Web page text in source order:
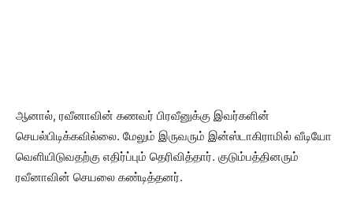
ஆனால், ரவீனாவின் கணவர் பிரவீனுக்கு இவர்களின்
செயல்பிடிக்கவில்லை. மேலும் இருவரும் இன்ஸ்டாகிராமில் வீடியோ
வெளியிடுவதற்கு எதிர்ப்பும் தெரிவித்தார். குடும்பத்தினரும்
ரவீனாவின் செயலை கண்டித்தனர்.